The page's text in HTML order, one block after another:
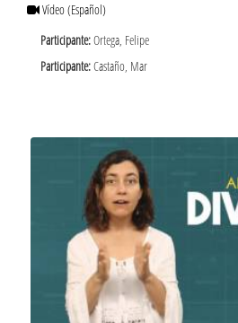
Vídeo(Español)
Participante:Ortega, Felipe
Participante:Castaño, Mar